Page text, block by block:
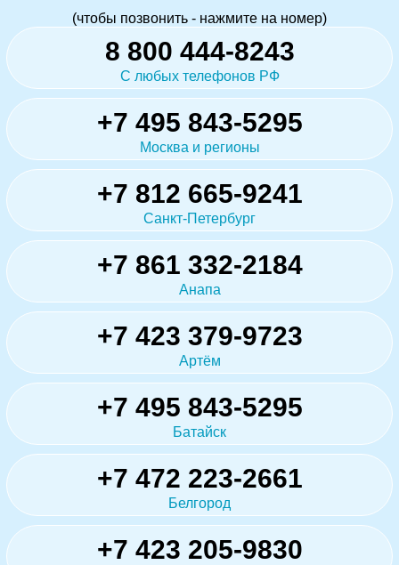
(чтобы позвонить - нажмите на номер)
8 800 444-8243
С любых телефонов РФ
+7 495 843-5295
Москва и регионы
+7 812 665-9241
Санкт-Петербург
+7 861 332-2184
Анапа
+7 423 379-9723
Артём
+7 495 843-5295
Батайск
+7 472 223-2661
Белгород
+7 423 205-9830